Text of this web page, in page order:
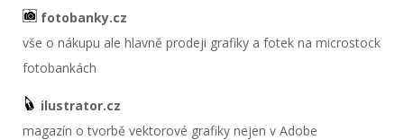
fotobanky.cz
vše o nákupu ale hlavně prodeji grafiky a fotek na microstock
fotobankách
ilustrator.cz
magazín o tvorbě vektorové grafiky nejen v Adobe